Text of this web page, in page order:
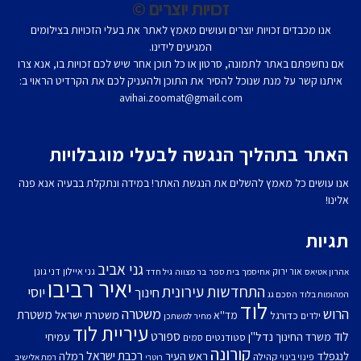
זכויות יוצרים ©
אנו מכבדים זכויות יוצרים ועושים מאמץ לאתר את בעלי הזכויות בצילומים
המגיעים לידינו.
אם נחשפתם באתר לתמונה, סרטון או כל תוכן אחר שיש לכם זכויות בו, אנא צרו
איתנו קשר על מנת שנוכל להסיר את התוכן ולהעניק לכם את הקרדיט הראוי ב:
avihai.zoomat@gmail.com
האתר בתהליך הנגשה לבעלי מוגבלויות
אנו עושים כל מאמץ להשלים את הנגשת האתר! במידה ונתקלת בבעיה אנא פנה
אלינו!
תגיות
אהרון אטיאס אור ירוק אחיסמך בית ספר בר מצווה גיל חדד גני אביב גני איילון דני גונן
המהומות בלוד הסכם גג התחדשות עירוניתחינוךיאיר רביבויוסי
הרוש ילדים כדורגל לוד מד''א מחיר למשתכן משטרה משטרת ישראל משטרת
לוד משרד החינוך נדל''ן סטודנטים סמים ספורט עיריית לוד עמיחי
לנגפלד פינוי בינוי קהילהקורונה ראש העיר רוטרי רכבת ישראל רמלה רמת אלישיב